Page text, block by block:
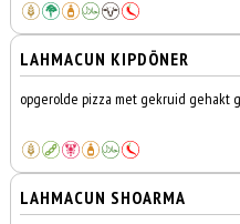
LAHMACUN KIPDÖNER
opgerolde pizza met gekruid gehakt
LAHMACUN SHOARMA